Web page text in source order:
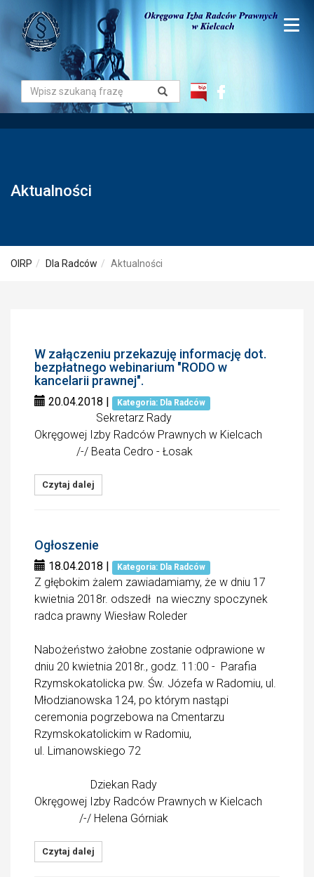
Aktualności
OIRP Dla Radców Aktualności
W załączeniu przekazuję informację dot.
bezpłatnego webinarium "RODO w
kancelarii prawnej".
20.04.2018 | Kategoria: Dla Radców
Sekretarz Rady
Okręgowej Izby Radców Prawnych w Kielcach
/-/ Beata Cedro - Łosak
Czytaj dalej
Ogłoszenie
18.04.2018 | Kategoria: Dla Radców
Z głębokim żalem zawiadamiamy, że w dniu 17
kwietnia 2018r. odszedł na wieczny spoczynek
radca prawny Wiesław Roleder
Nabożeństwo żałobne zostanie odprawione w
dniu 20 kwietnia 2018r., godz. 11:00 - Parafia
Rzymskokatolicka pw. Św. Józefa w Radomiu, ul.
Młodzianowska 124, po którym nastąpi
ceremonia pogrzebowa na Cmentarzu
Rzymskokatolickim w Radomiu,
ul. Limanowskiego 72
Dziekan Rady
Okręgowej Izby Radców Prawnych w Kielcach
/-/ Helena Górniak
Czytaj dalej